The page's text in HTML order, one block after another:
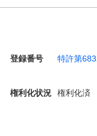
登録番号
特許第
権利化状況
権利化済